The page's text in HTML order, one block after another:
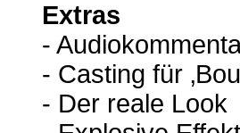
Extras
-
- Casting für
- Der reale Look